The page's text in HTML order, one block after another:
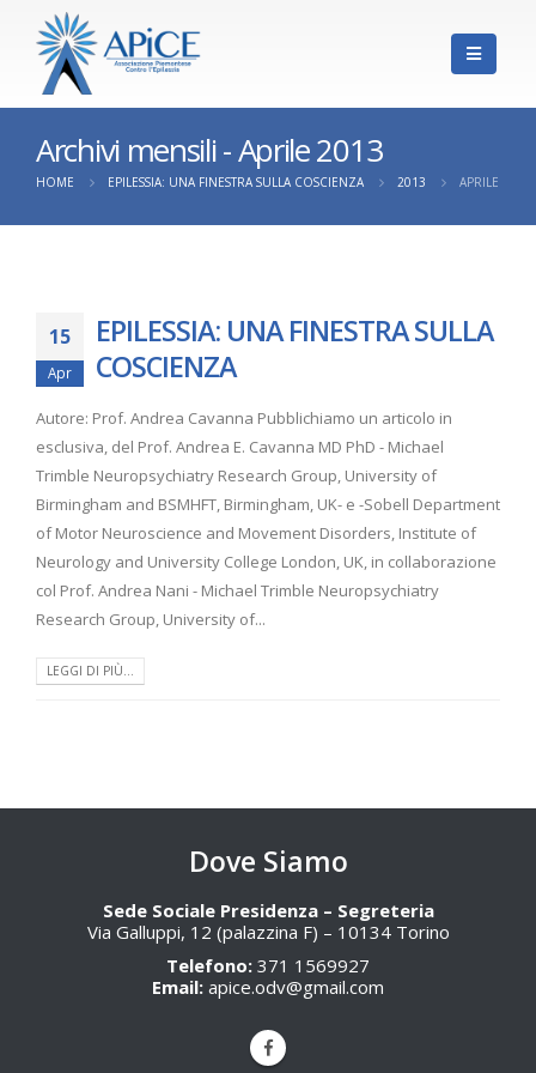
Archivi mensili - Aprile 2013
HOME EPILESSIA: UNA FINESTRA SULLA COSCIENZA 2013 APRILE
15
Apr
EPILESSIA: UNA FINESTRA SULLA
COSCIENZA
Autore: Prof. Andrea Cavanna Pubblichiamo un articolo in
esclusiva, del Prof. Andrea E. Cavanna MD PhD - Michael
Trimble Neuropsychiatry Research Group, University of
Birmingham and BSMHFT, Birmingham, UK- e -Sobell Department
of Motor Neuroscience and Movement Disorders, Institute of
Neurology and University College London, UK, in collaborazione
col Prof. Andrea Nani - Michael Trimble Neuropsychiatry
Research Group, University of...
LEGGI DI PIÙ...
Dove Siamo
Sede Sociale Presidenza – Segreteria
Via Galluppi, 12 (palazzina F) – 10134 Torino
Telefono: 371 1569927
Email: apice.odv@gmail.com